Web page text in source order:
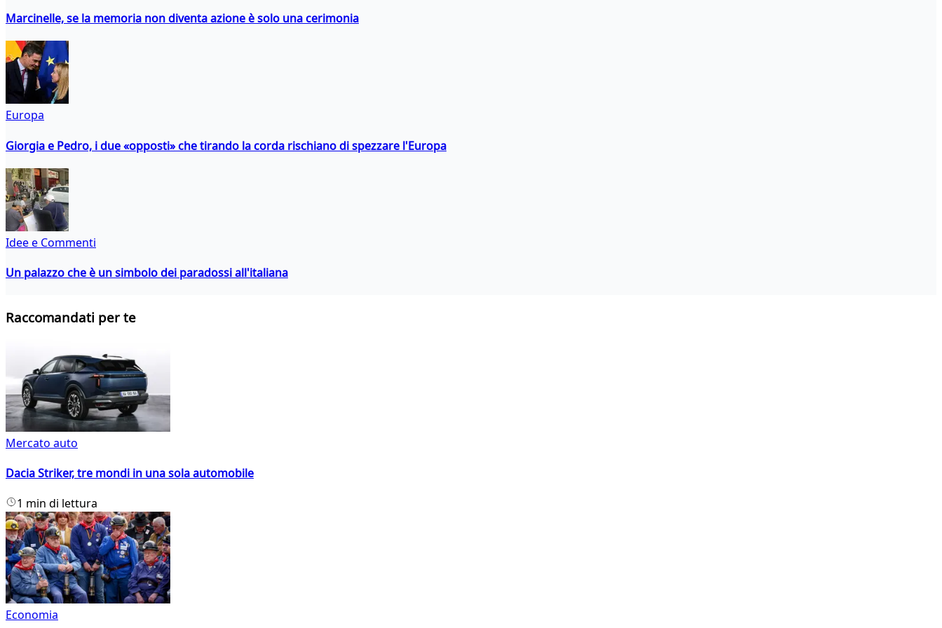
Marcinelle, se la memoria non diventa azione è solo una cerimonia
Europa
Giorgia e Pedro, i due «opposti» che tirando la corda rischiano di spezzare l'Europa
Idee e Commenti
Un palazzo che è un simbolo dei paradossi all'italiana
Raccomandati per te
Mercato auto
Dacia Striker, tre mondi in una sola automobile
1 min di lettura
Economia